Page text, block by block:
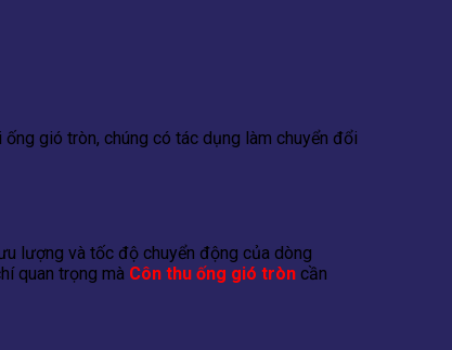
ống gió tròn, chúng có tác dụng làm chuyển đổi
lượng và tốc độ chuyển động của dòng
quan trọng mà Côn thu ống gió tròn cần